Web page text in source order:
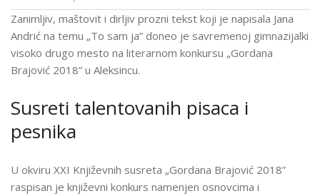
DRUGA
NAGRADA
BRAJOVIĆ
JANU
Zanimljiv, maštovit i dirljiv prozni tekst koji je napisala Jana
Andrić na temu „To sam ja” doneo je savremenoj gimnazijalki
visoko drugo mesto na literarnom konkursu „Gordana
Brajović 2018” u Aleksincu.
Susreti talentovanih pisaca i
pesnika
U okviru XXI Književnih susreta „Gordana Brajović 2018”
raspisan je književni konkurs namenjen osnovcima i